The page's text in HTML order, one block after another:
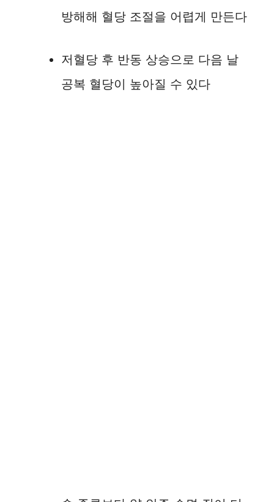
방해해 혈당 조절을 어렵게 만든다
저혈당 후 반동 상승으로 다음 날
공복 혈당이 높아질 수 있다